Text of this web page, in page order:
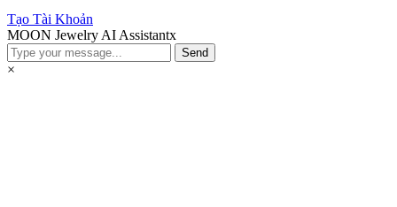
Tạo Tài Khoản
MOON Jewelry AI Assistantx
Send
×